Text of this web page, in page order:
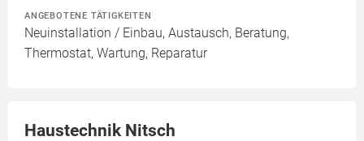
ANGEBOTENE TÄTIGKEITEN
Neuinstallation / Einbau, Austausch, Beratung,
Thermostat, Wartung, Reparatur
Haustechnik Nitsch